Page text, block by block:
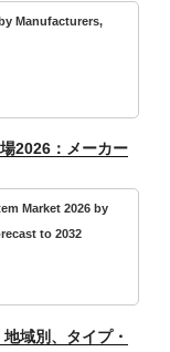
Manufacturers,
2026：メーカー
Market 2026 by
to 2032
域別、タイプ・